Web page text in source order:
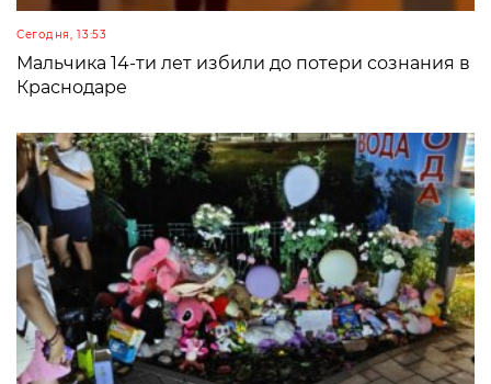
Сегодня, 13:53
Мальчика 14-ти лет избили до потери сознания в
Краснодаре